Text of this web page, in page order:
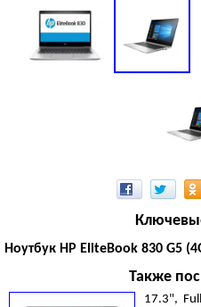
Ноутбук HP EliteBook 830 G5
Также
17.3",